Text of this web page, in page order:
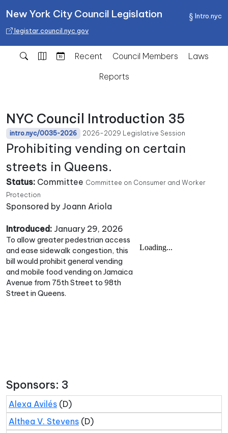
Intro.nyc
New York City Council Legislation
legistar.council.nyc.gov
Recent Council Members
Laws
Reports
NYC Council Introduction 35
intro.nyc/0035-2026 2026-2029 Legislative Session
Prohibiting vending on certain
streets in Queens.
Status: Committee Committee on Consumer and Worker
Protection
Sponsored by Joann Ariola
Introduced: January 29, 2026
To allow greater pedestrian access
and ease sidewalk congestion, this
bill would prohibit general vending
and mobile food vending on Jamaica
Avenue from 75th Street to 98th
Street in Queens.
Sponsors: 3
Alexa Avilés (D)
Althea V. Stevens (D)